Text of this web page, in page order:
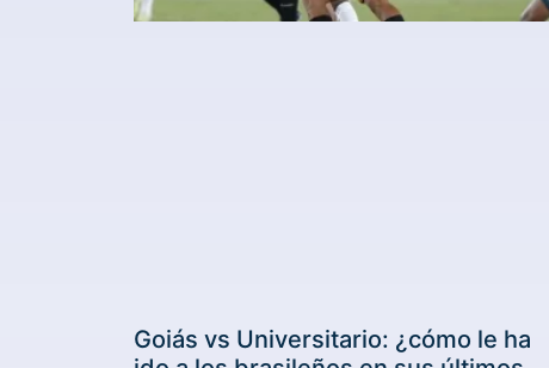
Goiás vs Universitario: ¿cómo le ha